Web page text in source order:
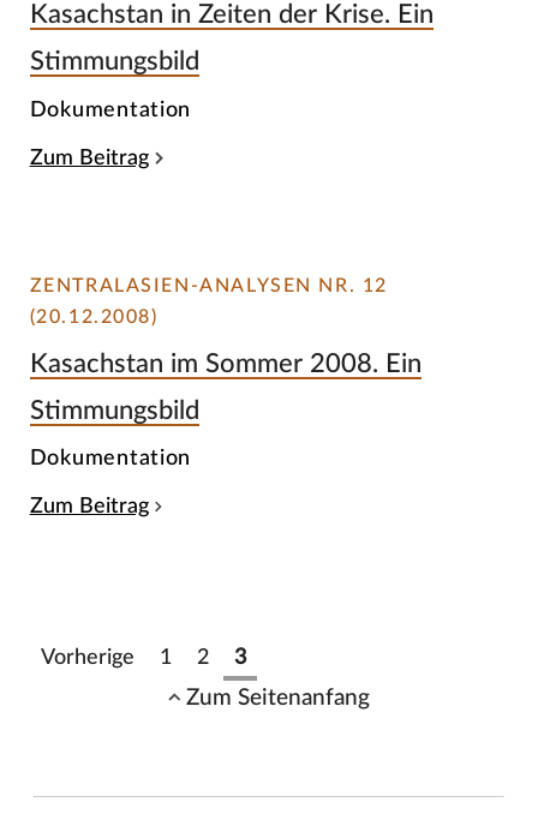
Kasachstan in Zeiten der Krise. Ein
Stimmungsbild
Dokumentation
Zum Beitrag
ZENTRALASIEN-ANALYSEN NR. 12
(20.12.2008)
Kasachstan im Sommer 2008. Ein
Stimmungsbild
Dokumentation
Zum Beitrag
Vorherige 1 2 3
Zum Seitenanfang